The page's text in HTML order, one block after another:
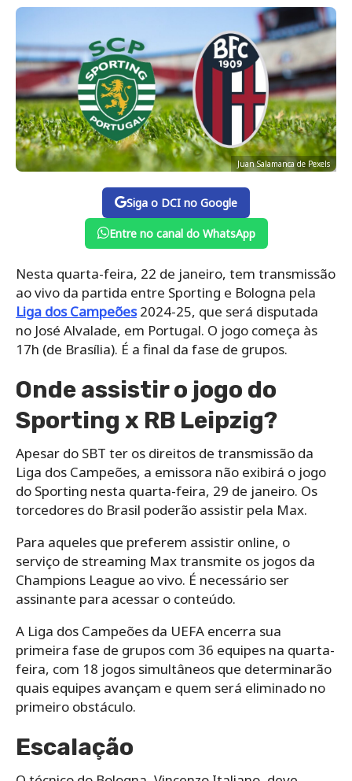
Juan Salamanca de Pexels
Siga o DCI no Google
Entre no canal do WhatsApp
Nesta quarta-feira, 22 de janeiro, tem transmissão
ao vivo da partida entre Sporting e Bologna pela
Liga dos Campeões2024-25, que será disputada
no José Alvalade, em Portugal. O jogo começa às
17h (de Brasília). É a final da fase de grupos.
Onde assistir o jogo do
Sporting x RB Leipzig?
Apesar do SBT ter os direitos de transmissão da
Liga dos Campeões, a emissora não exibirá o jogo
do Sporting nesta quarta-feira, 29 de janeiro. Os
torcedores do Brasil poderão assistir pela Max.
Para aqueles que preferem assistir online, o
serviço de streaming Max transmite os jogos da
Champions League ao vivo. É necessário ser
assinante para acessar o conteúdo.
A Liga dos Campeões da UEFA encerra sua
primeira fase de grupos com 36 equipes na quarta-
feira, com 18 jogos simultâneos que determinarão
quais equipes avançam e quem será eliminado no
primeiro obstáculo.
Escalação